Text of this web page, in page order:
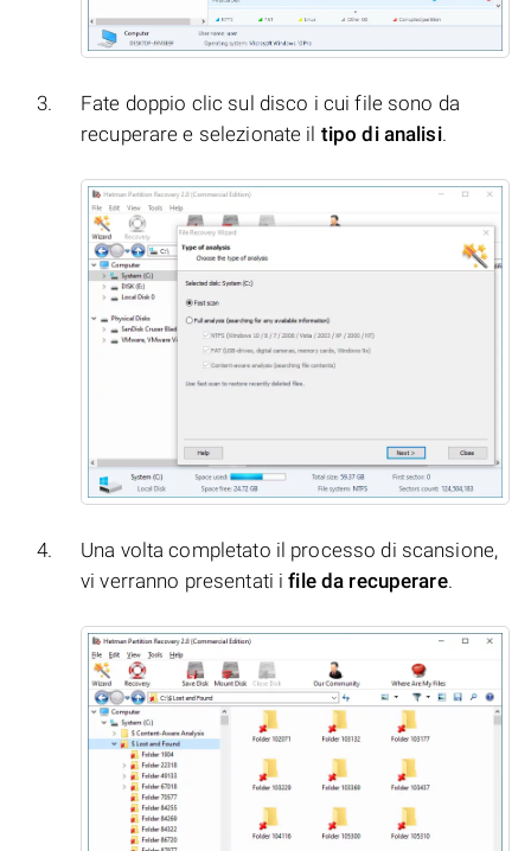
Fate doppio clic sul disco i cui file sono da
recuperare e selezionate il tipo di analisi.
Una volta completato il processo di scansione,
vi verranno presentati ifile da recuperare.